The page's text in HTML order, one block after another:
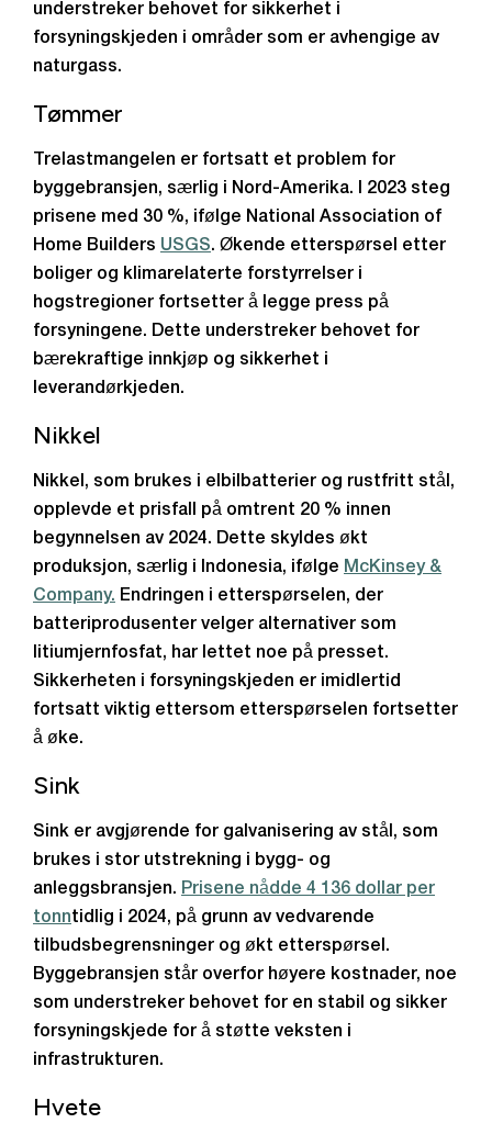
understreker behovet for sikkerhet i
forsyningskjeden i områder som er avhengige av
naturgass.
Tømmer
Trelastmangelen er fortsatt et problem for
byggebransjen, særlig i Nord-Amerika. I 2023 steg
prisene med 30 %, ifølge National Association of
Home Builders USGS. Økende etterspørsel etter
boliger og klimarelaterte forstyrrelser i
hogstregioner fortsetter å legge press på
forsyningene. Dette understreker behovet for
bærekraftige innkjøp og sikkerhet i
leverandørkjeden.
Nikkel
Nikkel, som brukes i elbilbatterier og rustfritt stål,
opplevde et prisfall på omtrent 20 % innen
begynnelsen av 2024. Dette skyldes økt
produksjon, særlig i Indonesia, ifølge McKinsey &
Company. Endringen i etterspørselen, der
batteriprodusenter velger alternativer som
litiumjernfosfat, har lettet noe på presset.
Sikkerheten i forsyningskjeden er imidlertid
fortsatt viktig ettersom etterspørselen fortsetter
å øke.
Sink
Sink er avgjørende for galvanisering av stål, som
brukes i stor utstrekning i bygg- og
anleggsbransjen. Prisene nådde 4 136 dollar per
tonntidlig i 2024, på grunn av vedvarende
tilbudsbegrensninger og økt etterspørsel.
Byggebransjen står overfor høyere kostnader, noe
som understreker behovet for en stabil og sikker
forsyningskjede for å støtte veksten i
infrastrukturen.
Hvete